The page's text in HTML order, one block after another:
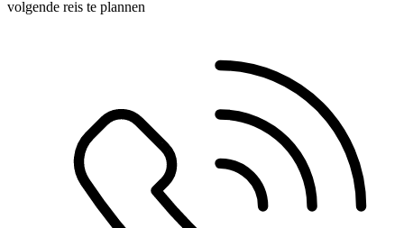
volgende reis te plannen